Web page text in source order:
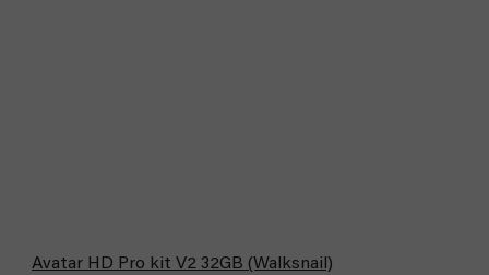
Avatar HD Pro kit V2 32GB (Walksnail)